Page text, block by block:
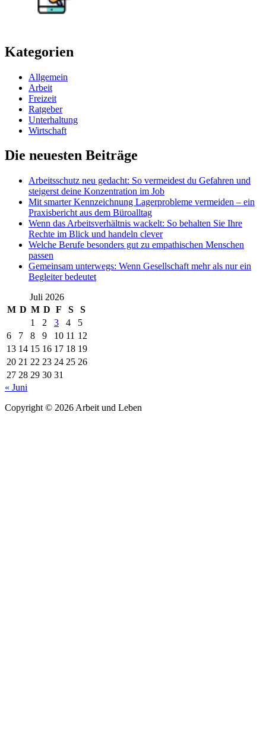
Kategorien
Allgemein
Arbeit
Freizeit
Ratgeber
Unterhaltung
Wirtschaft
Die neuesten Beiträge
Arbeitsschutz neu gedacht: So vermeidest du Gefahren und
steigerst deine Konzentration im Job
Mit smarter Kennzeichnung Lagerprobleme vermeiden – ein
Praxisbericht aus dem Büroalltag
Wenn das Arbeitsverhältnis wackelt: So behalten Sie Ihre
Rechte im Blick und handeln clever
Welche Berufe besonders gut zu empathischen Menschen
passen
Gemeinsam unterwegs: Wenn Gesellschaft mehr als nur ein
Begleiter bedeutet
Juli 2026
M D M D F S
S
1
2 3 4
5
6
7 8 9 10 11 12
13 14 15 16 17 18 19
20 21 22 23 24 25 26
27 28 29 30 31
« Juni
Copyright © 2026 Arbeit und Leben